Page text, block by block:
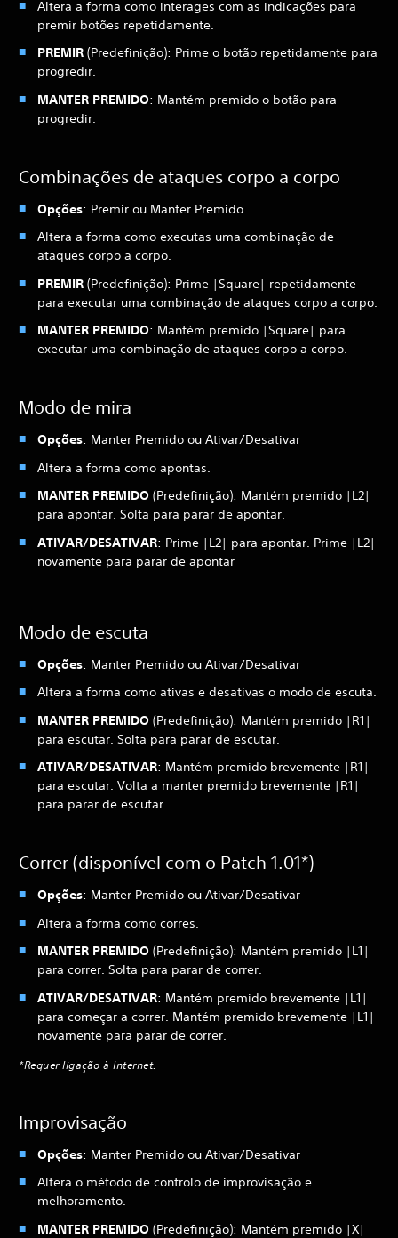
Altera a forma como interages com as indicações para
premir botões repetidamente.
PREMIR (Predefinição): Prime o botão repetidamente para
progredir.
MANTER PREMIDO: Mantém premido o botão para
progredir.
Combinações de ataques corpo a corpo
Opções: Premir ou Manter Premido
Altera a forma como executas uma combinação de
ataques corpo a corpo.
PREMIR (Predefinição): Prime |Square| repetidamente
para executar uma combinação de ataques corpo a corpo.
MANTER PREMIDO: Mantém premido |Square| para
executar uma combinação de ataques corpo a corpo.
Modo de mira
Opções: Manter Premido ou Ativar/Desativar
Altera a forma como apontas.
MANTER PREMIDO (Predefinição): Mantém premido |L2|
para apontar. Solta para parar de apontar.
ATIVAR/DESATIVAR: Prime |L2| para apontar. Prime |L2|
novamente para parar de apontar
Modo de escuta
Opções: Manter Premido ou Ativar/Desativar
Altera a forma como ativas e desativas o modo de escuta.
MANTER PREMIDO (Predefinição): Mantém premido |R1|
para escutar. Solta para parar de escutar.
ATIVAR/DESATIVAR: Mantém premido brevemente |R1|
para escutar. Volta a manter premido brevemente |R1|
para parar de escutar.
Correr (disponível com o Patch 1.01*)
Opções: Manter Premido ou Ativar/Desativar
Altera a forma como corres.
MANTER PREMIDO (Predefinição): Mantém premido |L1|
para correr. Solta para parar de correr.
ATIVAR/DESATIVAR: Mantém premido brevemente |L1|
para começar a correr. Mantém premido brevemente |L1|
novamente para parar de correr.
*Requer ligação à Internet.
Improvisação
Opções: Manter Premido ou Ativar/Desativar
Altera o método de controlo de improvisação e
melhoramento.
MANTER PREMIDO (Predefinição): Mantém premido |X|